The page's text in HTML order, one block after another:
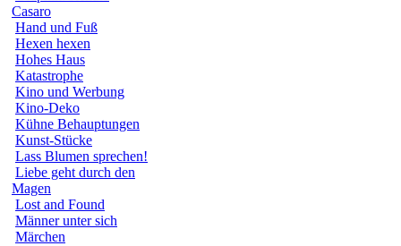
Casaro
Hand und Fuß
Hexen hexen
Hohes Haus
Katastrophe
Kino und Werbung
Kino-Deko
Kühne Behauptungen
Kunst-Stücke
Lass Blumen sprechen!
Liebe geht durch den
Magen
Lost and Found
Männer unter sich
Märchen